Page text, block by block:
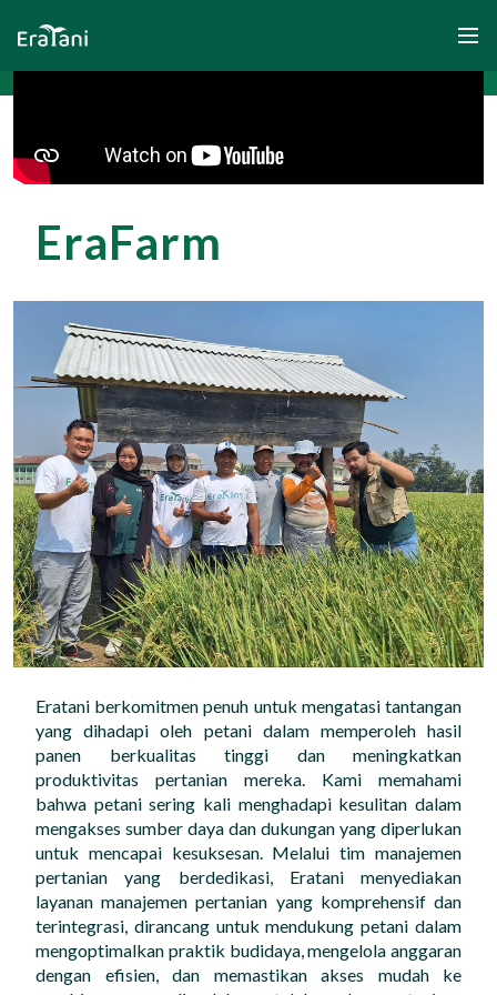
Tentang Kami
Solusi
Komunitas dan Program
Yayasan Segenggam Beras
Media
Impact Report
Karir
ID EN
EraFarm
Eratani berkomitmen penuh untuk mengatasi tantangan
yang dihadapi oleh petani dalam memperoleh hasil
panen berkualitas tinggi dan meningkatkan
produktivitas pertanian mereka. Kami memahami
bahwa petani sering kali menghadapi kesulitan dalam
mengakses sumber daya dan dukungan yang diperlukan
untuk mencapai kesuksesan. Melalui tim manajemen
pertanian yang berdedikasi, Eratani menyediakan
layanan manajemen pertanian yang komprehensif dan
terintegrasi, dirancang untuk mendukung petani dalam
mengoptimalkan praktik budidaya, mengelola anggaran
dengan efisien, dan memastikan akses mudah ke